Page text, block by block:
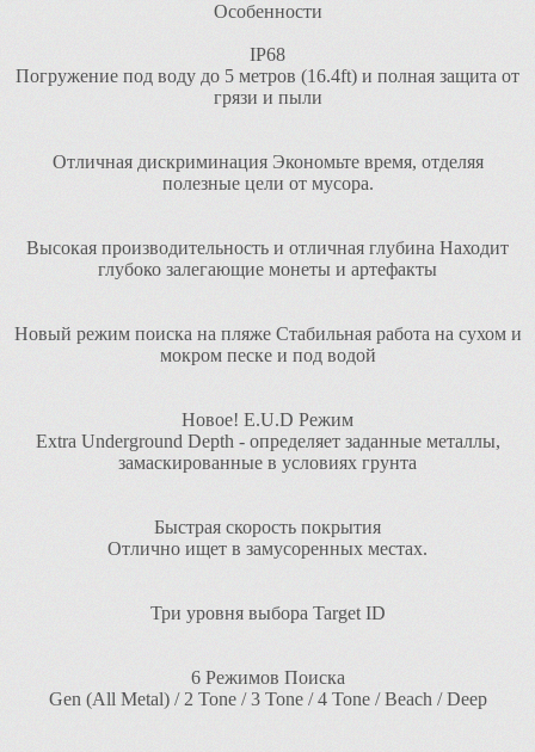
Особенности
IP68
Погружение под воду до 5 метров (16.4ft) и полная защита от
грязи и пыли
Отличная дискриминация Экономьте время, отделяя
полезные цели от мусора.
Высокая производительность и отличная глубина Находит
глубоко залегающие монеты и артефакты
Новый режим поиска на пляже Стабильная работа на сухом и
мокром песке и под водой
Новое! E.U.D Режим
Extra Underground Depth - определяет заданные металлы,
замаскированные в условиях грунта
Быстрая скорость покрытия
Отлично ищет в замусоренных местах.
Три уровня выбора Target ID
6 Режимов Поиска
Gen (All Metal) / 2 Tone / 3 Tone / 4 Tone / Beach / Deep